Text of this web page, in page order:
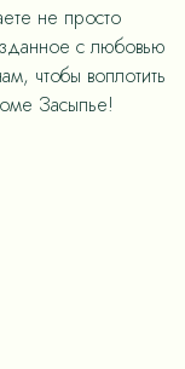
не просто
с любовью
чтобы воплотить
Засыпье!